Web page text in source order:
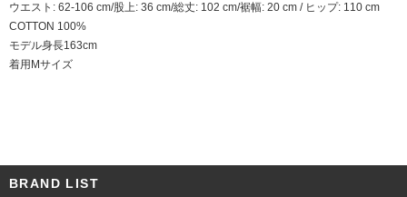
ウエスト: 62-106 cm/股上: 36 cm/総丈: 102 cm/裾幅: 20 cm / ヒップ: 110 cm
COTTON 100%
モデル身長163cm
着用Mサイズ
BRAND LIST